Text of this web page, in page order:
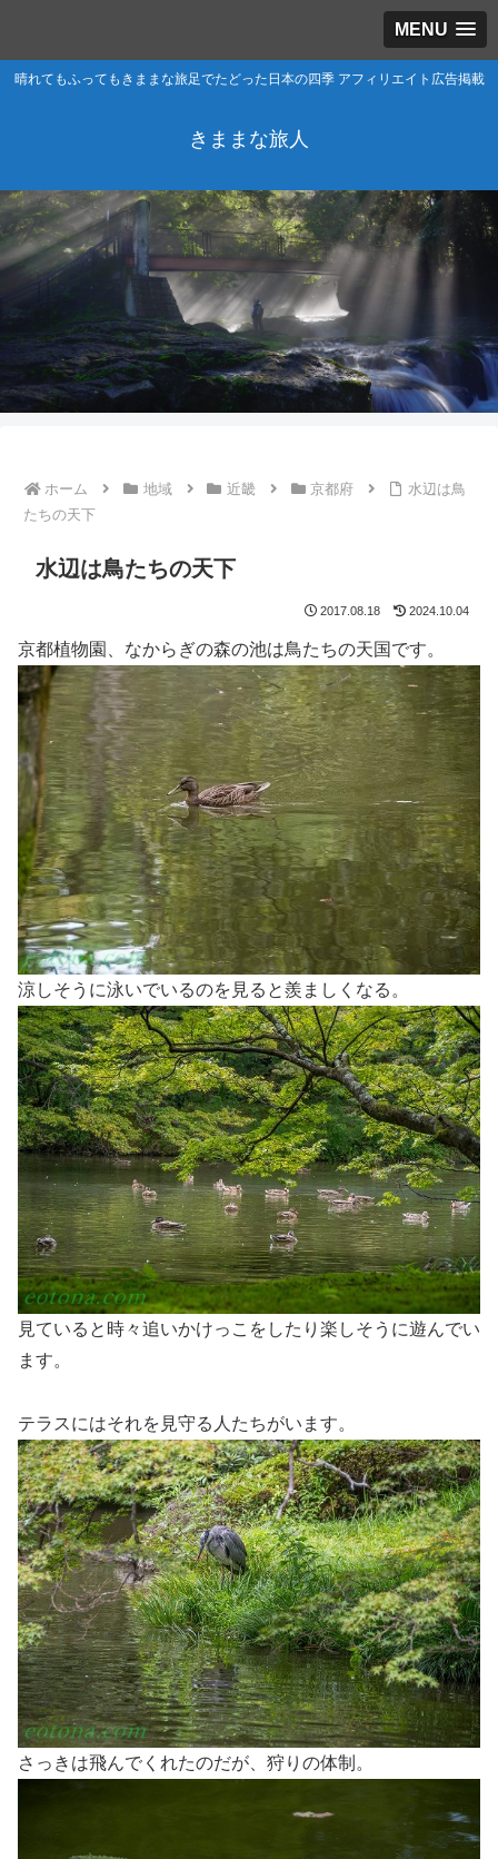
MENU
晴れてもふってもきままな旅足でたどった日本の四季 アフィリエイト広告掲載
きままな旅人
ホーム 地域 近畿 京都府
水辺は鳥
たちの天下
水辺は鳥たちの天下
2017.08.18 2024.10.04
京都植物園、なからぎの森の池は鳥たちの天国です。
涼しそうに泳いでいるのを見ると羨ましくなる。
見ていると時々追いかけっこをしたり楽しそうに遊んでい
ます。
テラスにはそれを見守る人たちがいます。
さっきは飛んでくれたのだが、狩りの体制。